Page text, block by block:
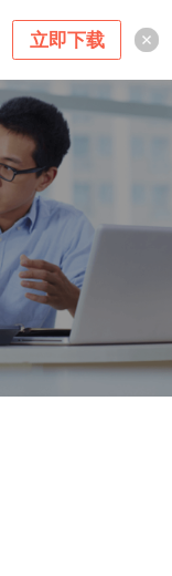
立即下载